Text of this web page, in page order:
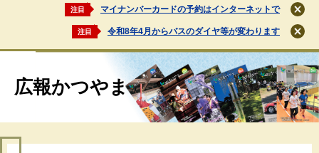
じ
る
注目 マイナンバーカードの予約はインターネットで
閉
じ
る
注目 令和8年4月からバスのダイヤ等が変わります
閉
じ
る
広報かつやま